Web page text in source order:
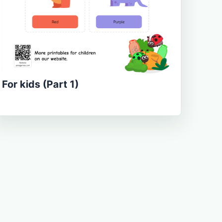
For kids (Part 1)